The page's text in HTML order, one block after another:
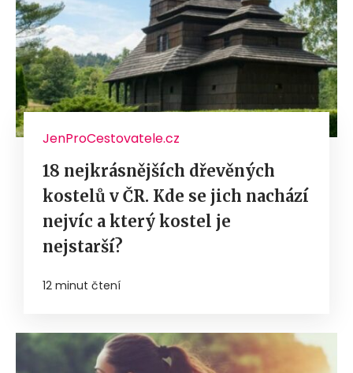
JenProCestovatele.cz
18 nejkrásnějších dřevěných
kostelů v ČR. Kde se jich nachází
nejvíc a který kostel je
nejstarší?
12 minut čtení